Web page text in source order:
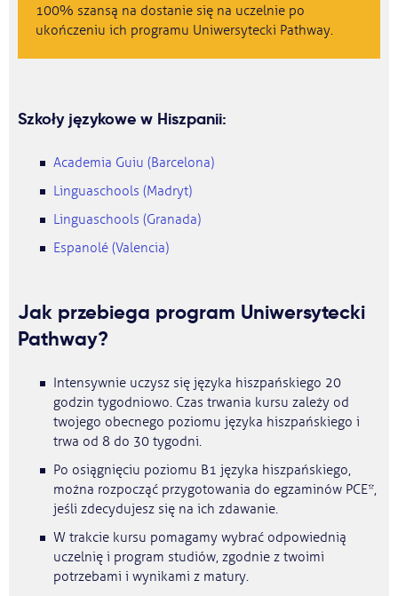
100% szansą na dostanie się na uczelnie po
ukończeniu ich programu Uniwersytecki Pathway.
Szkoły językowe w Hiszpanii:
Academia Guiu (Barcelona)
Linguaschools (Madryt)
Linguaschools (Granada)
Espanolé (Valencia)
Jak przebiega program Uniwersytecki
Pathway?
Intensywnie uczysz się języka hiszpańskiego 20
godzin tygodniowo. Czas trwania kursu zależy od
twojego obecnego poziomu języka hiszpańskiego i
trwa od 8 do 30 tygodni.
Po osiągnięciu poziomu B1 języka hiszpańskiego,
można rozpocząć przygotowania do egzaminów PCE*,
jeśli zdecydujesz się na ich zdawanie.
W trakcie kursu pomagamy wybrać odpowiednią
uczelnię i program studiów, zgodnie z twoimi
potrzebami i wynikami z matury.